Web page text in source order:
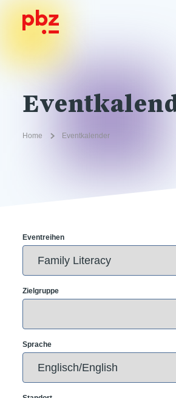
Home Eventkalender
Eventreihen
Zielgruppe
Sprache